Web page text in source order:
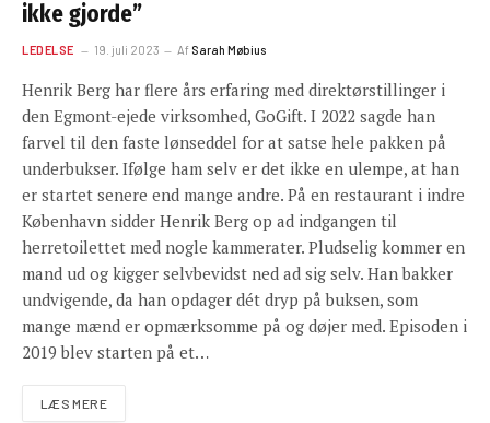
ikke gjorde”
LEDELSE 19. juli 2023 Af Sarah Møbius
Henrik Berg har flere års erfaring med direktørstillinger i
den Egmont-ejede virksomhed, GoGift. I 2022 sagde han
farvel til den faste lønseddel for at satse hele pakken på
underbukser. Ifølge ham selv er det ikke en ulempe, at han
er startet senere end mange andre. På en restaurant i indre
København sidder Henrik Berg op ad indgangen til
herretoilettet med nogle kammerater. Pludselig kommer en
mand ud og kigger selvbevidst ned ad sig selv. Han bakker
undvigende, da han opdager dét dryp på buksen, som
mange mænd er opmærksomme på og døjer med. Episoden i
2019 blev starten på et…
LÆS MERE